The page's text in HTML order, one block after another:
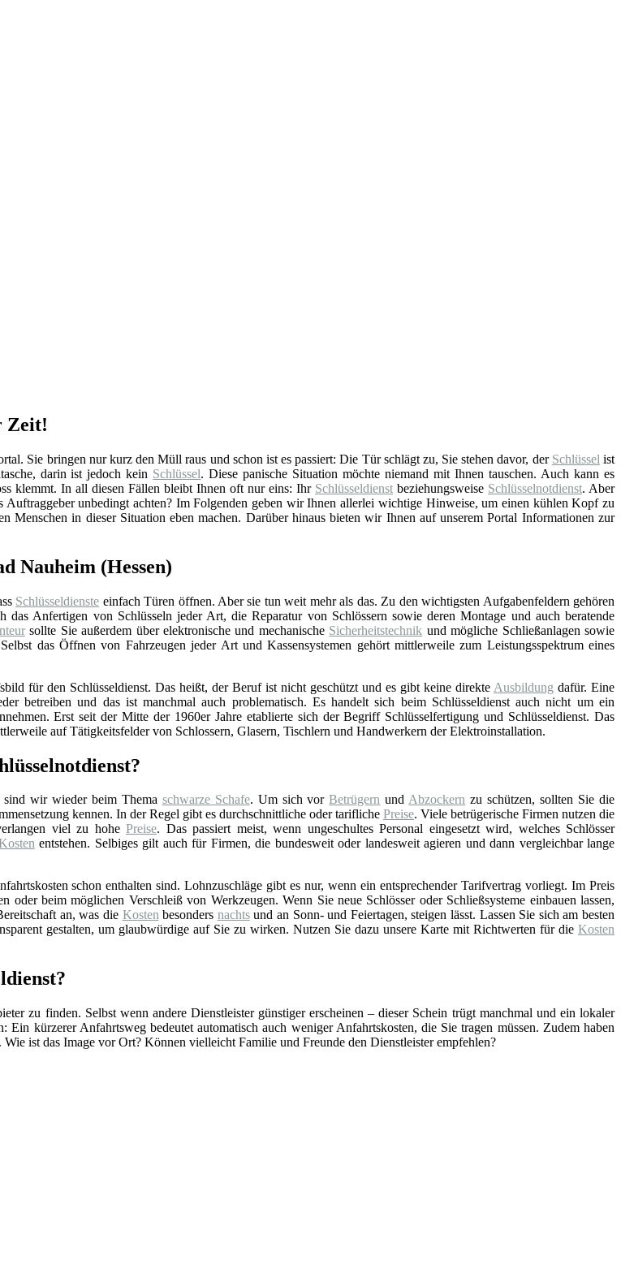
Zeit!
Sie bringen nur kurz den Müll raus und schon ist es passiert: Die Tür schlägt zu, Sie stehen davor, der Schlüssel ist
darin ist jedoch kein Schlüssel. Diese panische Situation möchte niemand mit Ihnen tauschen. Auch kann es
klemmt. In all diesen Fällen bleibt Ihnen oft nur eins: Ihr Schlüsseldienst beziehungsweise Schlüsselnotdienst. Aber
unbedingt achten? Im Folgenden geben wir Ihnen allerlei wichtige Hinweise, um einen kühlen Kopf zu
in dieser Situation eben machen. Darüber hinaus bieten wir Ihnen auf unserem Portal Informationen zur
Nauheim (Hessen)
Schlüsseldienste einfach Türen öffnen. Aber sie tun weit mehr als das. Zu den wichtigsten Aufgabenfeldern gehören
das Anfertigen von Schlüsseln jeder Art, die Reparatur von Schlössern sowie deren Montage und auch beratende
sollte Sie außerdem über elektronische und mechanische Sicherheitstechnik und mögliche Schließanlagen sowie
das Öffnen von Fahrzeugen jeder Art und Kassensystemen gehört mittlerweile zum Leistungsspektrum eines
für den Schlüsseldienst. Das heißt, der Beruf ist nicht geschützt und es gibt keine direkte Ausbildung dafür. Eine
betreiben und das ist manchmal auch problematisch. Es handelt sich beim Schlüsseldienst auch nicht um ein
Erst seit der Mitte der 1960er Jahre etablierte sich der Begriff Schlüsselfertigung und Schlüsseldienst. Das
auf Tätigkeitsfelder von Schlossern, Glasern, Tischlern und Handwerkern der Elektroinstallation.
sind wir wieder beim Thema schwarze Schafe. Um sich vorBetrügern undAbzockern zu schützen, sollten Sie die
kennen. In der Regel gibt es durchschnittliche oder tarifliche Preise. Viele betrügerische Firmen nutzen die
viel zu hohe Preise. Das passiert meist, wenn ungeschultes Personal eingesetzt wird, welches Schlösser
entstehen. Selbiges gilt auch für Firmen, die bundesweit oder landesweit agieren und dann vergleichbar lange
schon enthalten sind. Lohnzuschläge gibt es nur, wenn ein entsprechender Tarifvertrag vorliegt. Im Preis
beim möglichen Verschleiß von Werkzeugen. Wenn Sie neue Schlösser oder Schließsysteme einbauen lassen,
an, was die Kostenbesonders nachtsund an Sonn- und Feiertagen, steigen lässt. Lassen Sie sich am besten
gestalten, um glaubwürdige auf Sie zu wirken. Nutzen Sie dazu unsere Karte mit Richtwerten für die Kosten
zu finden. Selbst wenn andere Dienstleister günstiger erscheinen – dieser Schein trügt manchmal und ein lokaler
kürzerer Anfahrtsweg bedeutet automatisch auch weniger Anfahrtskosten, die Sie tragen müssen. Zudem haben
ist das Image vor Ort? Können vielleicht Familie und Freunde den Dienstleister empfehlen?